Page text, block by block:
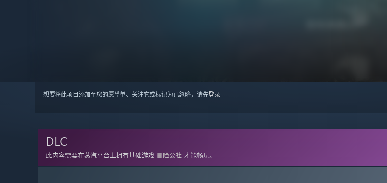
想要将此项目添加至您的愿望单、关注它或标记为已忽略，请先登录
DLC
此内容需要在蒸汽平台上拥有基础游戏 冒险公社 才能畅玩。